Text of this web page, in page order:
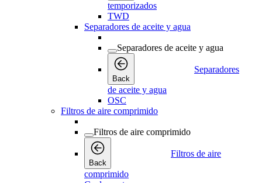
temporizados
TWD
Separadores de aceite y agua
Separadores de aceite y agua
Back
Separadores
de aceite y agua
OSC
Filtros de aire comprimido
Filtros de aire comprimido
Back
Filtros de aire
comprimido